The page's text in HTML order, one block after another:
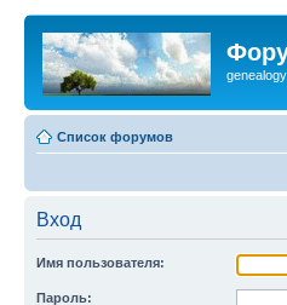
Список форумов
Вход
Имя пользователя:
Пароль: